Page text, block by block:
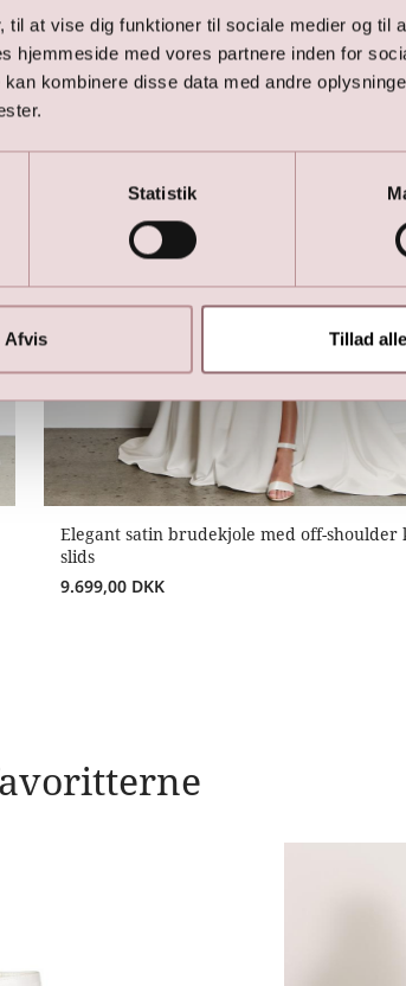
at vise dig funktioner til sociale medier og til
hjemmeside med vores partnere inden for
kombinere disse data med andre
Statistik
Afvis Tillad alle
Elegant satin brudekjole med off-shoulder
slids
9.699,00 DKK